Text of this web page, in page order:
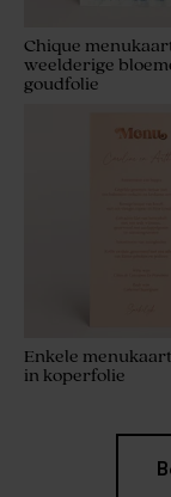
Chique
weelderige
goudfolie
Enkele
in koperfolie